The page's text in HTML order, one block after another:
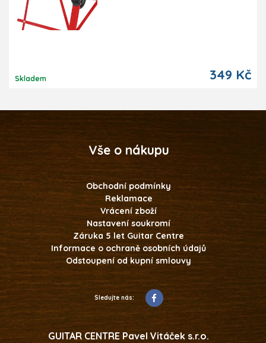
Skladem 349 Kč
Vše o nákupu
Obchodní podmínky
Reklamace
Vrácení zboží
Nastavení soukromí
Záruka 5 let Guitar Centre
Informace o ochraně osobních údajů
Odstoupení od kupní smlouvy
Sledujte nás:
GUITAR CENTRE Pavel Vitáček s.r.o.